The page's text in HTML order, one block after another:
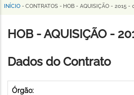
Horizonte
Trilha
de
INÍCIO - CONTRATOS - HOB - AQUISIÇÃO - 2015 -
HOB - AQUISIÇÃO -
Dados do Contrato
Órgão: